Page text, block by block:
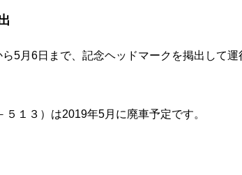
5月6日まで、記念ヘッドマークを掲出して
５１３）は2019年5月に廃車予定です。